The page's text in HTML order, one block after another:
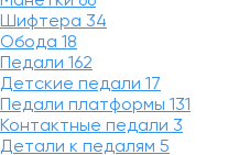
Шифтера 34
Обода 18
Педали 162
Детские педали 17
Педали платформы 131
Контактные педали 3
Детали к педалям 5